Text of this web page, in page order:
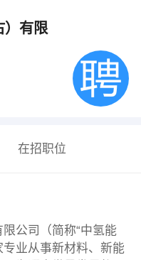
）有限
在招职位
公司（简称“中氢能
专业从事新材料、新能